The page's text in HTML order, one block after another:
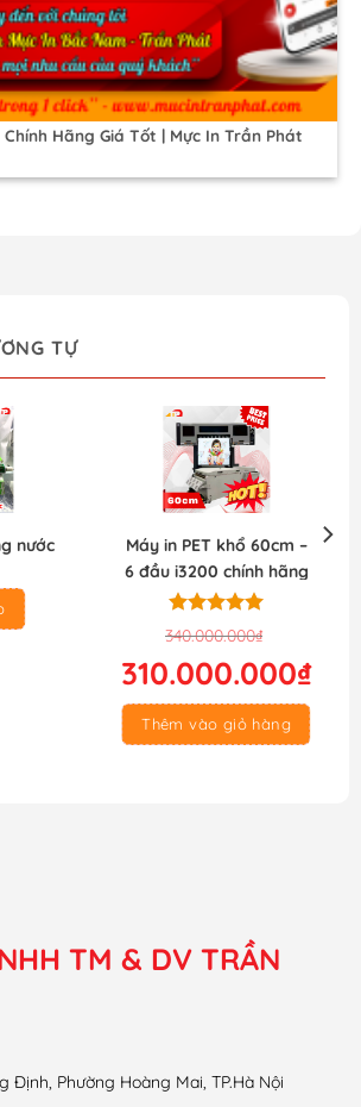
Hãng Giá Tốt | Mực In Trần Phát
TỰ
nước
Máy in PET khổ 60cm –
6 đầu i3200 chính hãng
(Hot)
Được xếp
5 sao
340.000.000₫
gốc
là:
340.000.000₫.
310.000.000₫
hiện
tại
là:
310.000.000₫.
Thêm vào giỏ hàng
TM & DV TRẦN
Định, Phường Hoàng Mai, TP.Hà Nội